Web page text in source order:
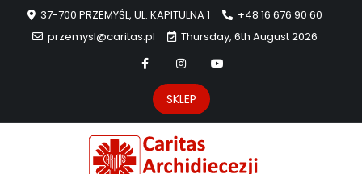
37-700 PRZEMYŚL, UL. KAPITULNA 1
+48 16 676 90 60
przemysl@caritas.pl
Thursday, 6th August 2026
SKLEP